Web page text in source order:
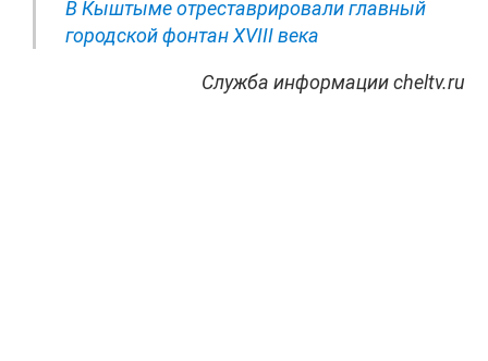
В Кыштыме отреставрировали главный
городской фонтан XVIII века
Служба информации cheltv.ru